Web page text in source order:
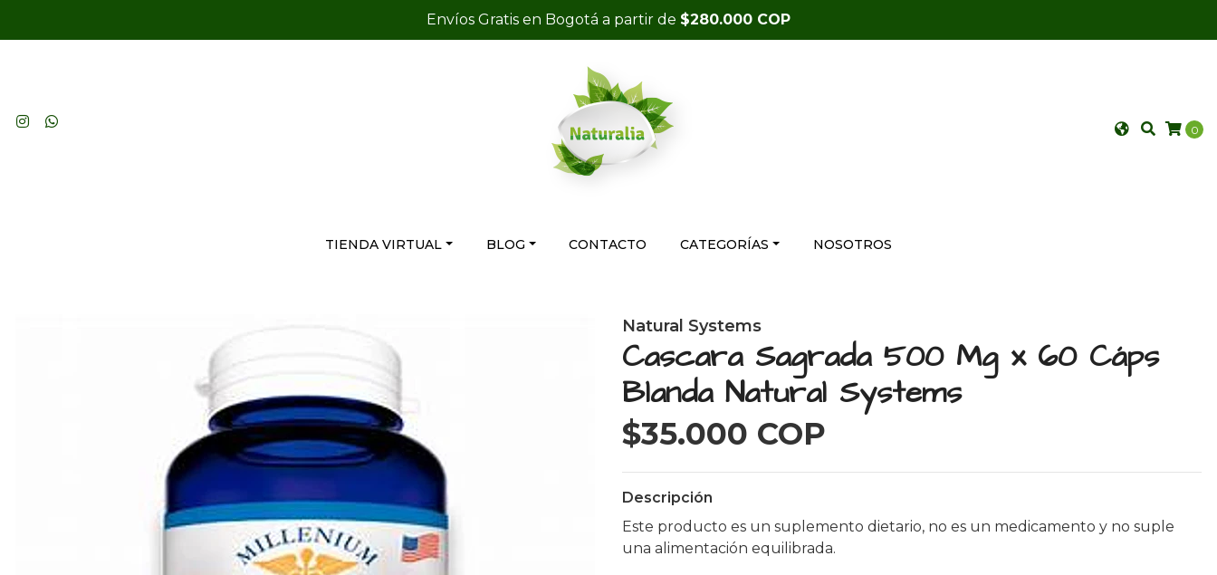
Envíos Gratis en Bogotá a partir de $280.000 COP
0
TIENDA VIRTUAL BLOG CONTACTO CATEGORÍAS NOSOTROS
Natural Systems
Cascara Sagrada 500 Mg x 60 Cáps
Blanda Natural Systems
$35.000 COP
Descripción
Este producto es un suplemento dietario, no es un medicamento y no suple
una alimentación equilibrada.